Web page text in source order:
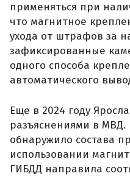
применяться при
что магнитное
ухода от штрафов за
зафиксированные
одного способа
автоматического
Еще в 2024 году
разъяснениями в МВД.
обнаружило состава
использовании
ГИБДД направила